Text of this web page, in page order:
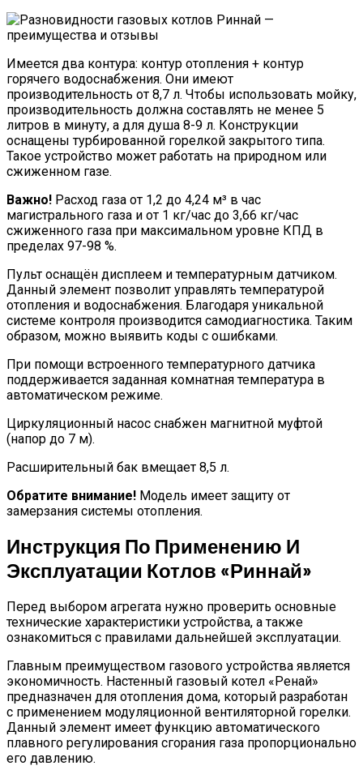
Имеется два контура: контур отопления + контур
горячего водоснабжения. Они имеют
производительность от 8,7 л. Чтобы использовать мойку,
производительность должна составлять не менее 5
литров в минуту, а для душа 8-9 л. Конструкции
оснащены турбированной горелкой закрытого типа.
Такое устройство может работать на природном или
сжиженном газе.
Важно! Расход газа от 1,2 до 4,24 м³ в час
магистрального газа и от 1 кг/час до 3,66 кг/час
сжиженного газа при максимальном уровне КПД в
пределах 97-98 %.
Пульт оснащён дисплеем и температурным датчиком.
Данный элемент позволит управлять температурой
отопления и водоснабжения. Благодаря уникальной
системе контроля производится самодиагностика. Таким
образом, можно выявить коды с ошибками.
При помощи встроенного температурного датчика
поддерживается заданная комнатная температура в
автоматическом режиме.
Циркуляционный насос снабжен магнитной муфтой
(напор до 7 м).
Расширительный бак вмещает 8,5 л.
Обратите внимание! Модель имеет защиту от
замерзания системы отопления.
Инструкция По Применению И
Эксплуатации Котлов «Риннай»
Перед выбором агрегата нужно проверить основные
технические характеристики устройства, а также
ознакомиться с правилами дальнейшей эксплуатации.
Главным преимуществом газового устройства является
экономичность. Настенный газовый котел «Ренай»
предназначен для отопления дома, который разработан
с применением модуляционной вентиляторной горелки.
Данный элемент имеет функцию автоматического
плавного регулирования сгорания газа пропорционально
его давлению.